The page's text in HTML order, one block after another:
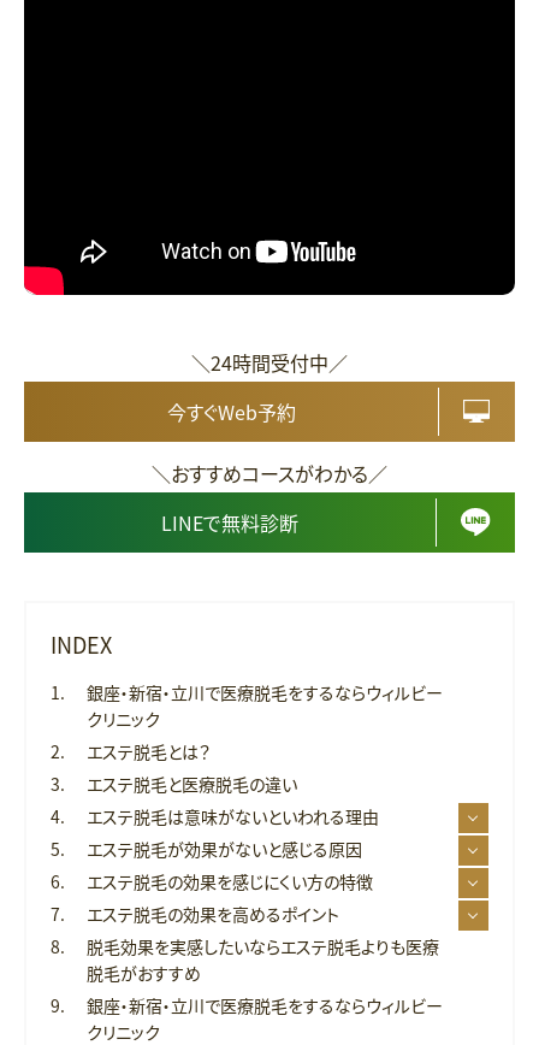
＼24時間受付中／
今すぐWeb予約
＼おすすめコースがわかる／
LINEで無料診断
INDEX
銀座・新宿・立川で医療脱毛をするならウィルビー
クリニック
エステ脱毛とは？
エステ脱毛と医療脱毛の違い
エステ脱毛は意味がないといわれる理由
エステ脱毛が効果がないと感じる原因
エステ脱毛の効果を感じにくい方の特徴
エステ脱毛の効果を高めるポイント
脱毛効果を実感したいならエステ脱毛よりも医療
脱毛がおすすめ
銀座・新宿・立川で医療脱毛をするならウィルビー
クリニック